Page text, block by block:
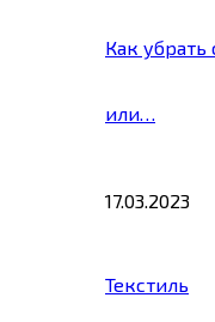
Как
или…
17.03.2023
Текстиль